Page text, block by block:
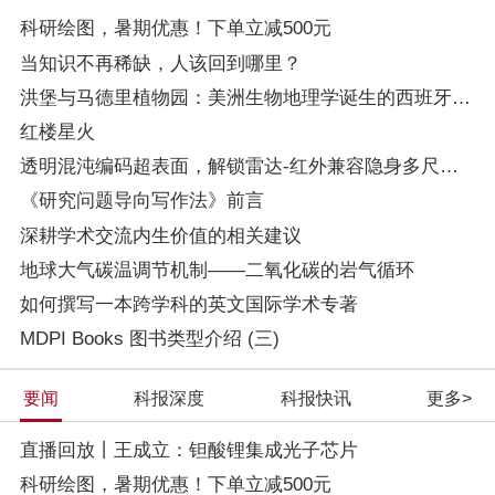
科研绘图，暑期优惠！下单立减500元
当知识不再稀缺，人该回到哪里？
洪堡与马德里植物园：美洲生物地理学诞生的西班牙根基
红楼星火
透明混沌编码超表面，解锁雷达-红外兼容隐身多尺度设计
《研究问题导向写作法》前言
深耕学术交流内生价值的相关建议
地球大气碳温调节机制——二氧化碳的岩气循环
如何撰写一本跨学科的英文国际学术专著
MDPI Books 图书类型介绍 (三)
要闻 科报深度 科报快讯 更多>
直播回放丨王成立：钽酸锂集成光子芯片
科研绘图，暑期优惠！下单立减500元